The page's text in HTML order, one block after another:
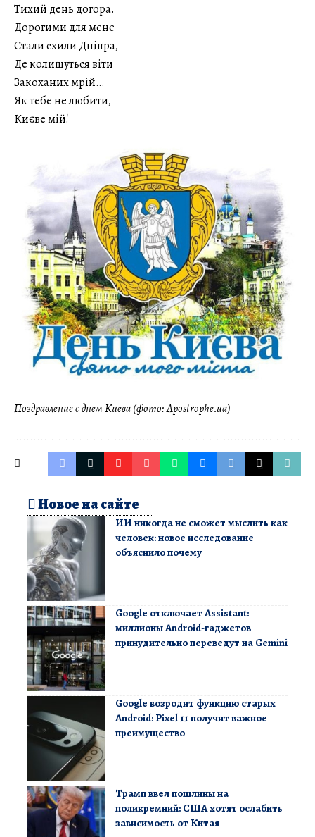
Тихий день догора.
Дорогими для мене
Стали схили Дніпра,
Де колишуться віти
Закоханих мрій…
Як тебе не любити,
Києве мій!
Поздравление с днем Киева (фото: Apostrophe.ua)
Новое на сайте
ИИ никогда не сможет мыслить как
человек: новое исследование
объяснило почему
Google отключает Assistant:
миллионы Android-гаджетов
принудительно переведут на Gemini
Google возродит функцию старых
Android: Pixel 11 получит важное
преимущество
Трамп ввел пошлины на
поликремний: США хотят ослабить
зависимость от Китая